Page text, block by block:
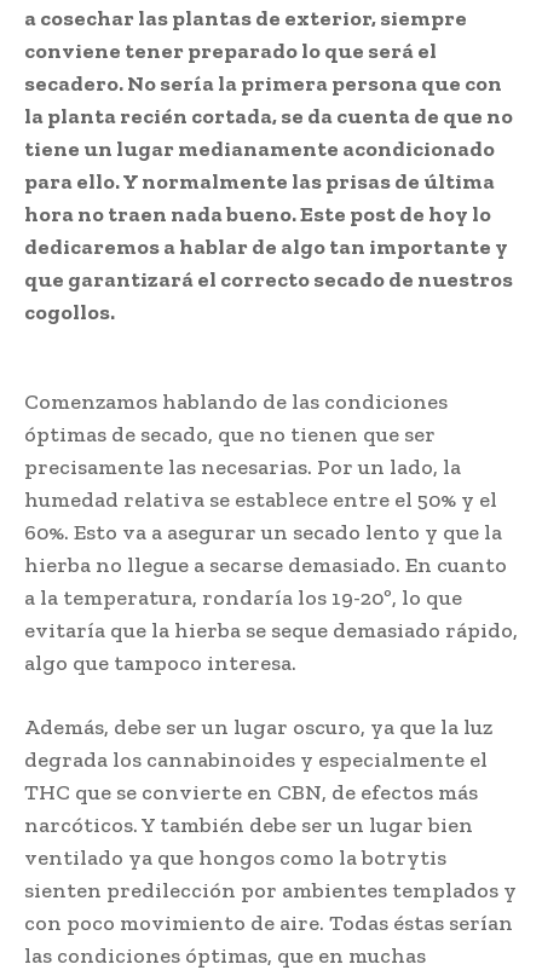
a cosechar las plantas de exterior, siempre
conviene tener preparado lo que será el
secadero. No sería la primera persona que con
la planta recién cortada, se da cuenta de que no
tiene un lugar medianamente acondicionado
para ello. Y normalmente las prisas de última
hora no traen nada bueno. Este post de hoy lo
dedicaremos a hablar de algo tan importante y
que garantizará el correcto secado de nuestros
cogollos.
Comenzamos hablando de las condiciones
óptimas de secado, que no tienen que ser
precisamente las necesarias. Por un lado, la
humedad relativa se establece entre el 50% y el
60%. Esto va a asegurar un secado lento y que la
hierba no llegue a secarse demasiado. En cuanto
a la temperatura, rondaría los 19-20º, lo que
evitaría que la hierba se seque demasiado rápido,
algo que tampoco interesa.
Además, debe ser un lugar oscuro, ya que la luz
degrada los cannabinoides y especialmente el
THC que se convierte en CBN, de efectos más
narcóticos. Y también debe ser un lugar bien
ventilado ya que hongos como la botrytis
sienten predilección por ambientes templados y
con poco movimiento de aire. Todas éstas serían
las condiciones óptimas, que en muchas